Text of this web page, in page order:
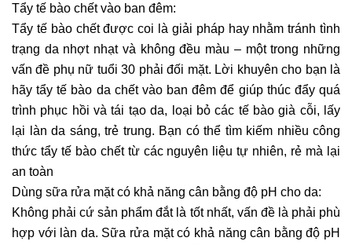
Tẩy tế bào chết vào ban đêm:
Tẩy tế bào chết được coi là giải pháp hay nhằm tránh tình
trạng da nhợt nhạt và không đều màu – một trong những
vấn đề phụ nữ tuổi 30 phải đối mặt. Lời khuyên cho bạn là
hãy tẩy tế bào da chết vào ban đêm để giúp thúc đẩy quá
trình phục hồi và tái tạo da, loại bỏ các tế bào già cỗi, lấy
lại làn da sáng, trẻ trung. Bạn có thể tìm kiếm nhiều công
thức tẩy tế bào chết từ các nguyên liệu tự nhiên, rẻ mà lại
an toàn
Dùng sữa rửa mặt có khả năng cân bằng độ pH cho da:
Không phải cứ sản phẩm đắt là tốt nhất, vấn đề là phải phù
hợp với làn da. Sữa rửa mặt có khả năng cân bằng độ pH